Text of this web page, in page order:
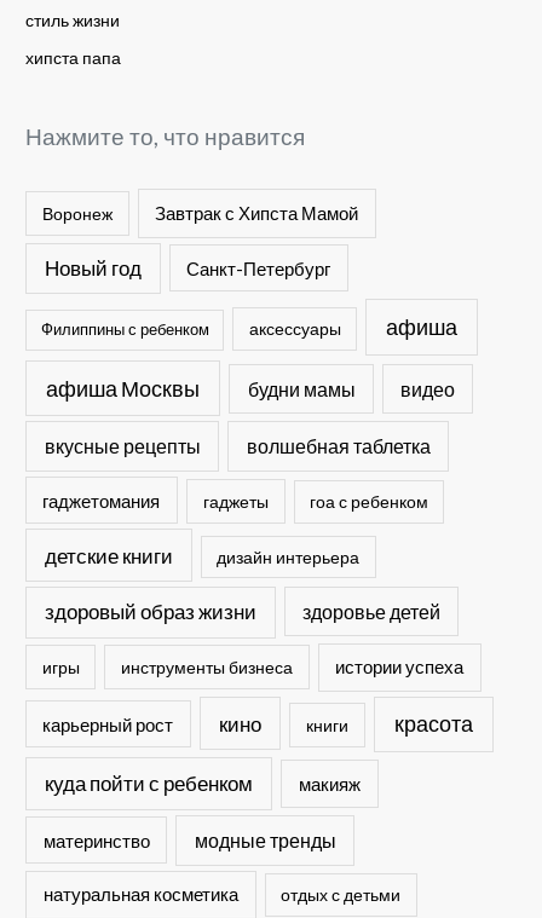
стиль жизни
хипста папа
Нажмите то, что нравится
Воронеж Завтрак с Хипста Мамой
Новый год Санкт-Петербург
Филиппины с ребенком аксессуары афиша
афиша Москвы будни мамы видео
вкусные рецепты волшебная таблетка
гаджетомания гаджеты гоа с ребенком
детские книги дизайн интерьера
здоровый образ жизни здоровье детей
игры инструменты бизнеса истории успеха
карьерный рост кино книги красота
куда пойти с ребенком макияж
материнство модные тренды
натуральная косметика отдых с детьми